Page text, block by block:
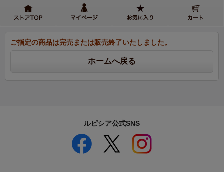
ご指定の商品は完売または販売終了いたしました。
ルピシア公式SNS